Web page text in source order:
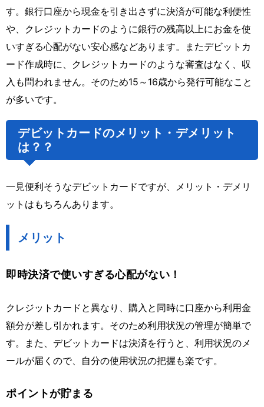
す。銀行口座から現金を引き出さずに決済が可能な利便性
や、クレジットカードのように銀行の残高以上にお金を使
いすぎる心配がない安心感などあります。またデビットカ
ード作成時に、クレジットカードのような審査はなく、収
入も問われません。そのため15～16歳から発行可能なこと
が多いです。
デビットカードのメリット・デメリット
は？？
一見便利そうなデビットカードですが、メリット・デメリ
ットはもちろんあります。
メリット
即時決済で使いすぎる心配がない！
クレジットカードと異なり、購入と同時に口座から利用金
額分が差し引かれます。そのため利用状況の管理が簡単で
す。また、デビットカードは決済を行うと、利用状況のメ
ールが届くので、自分の使用状況の把握も楽です。
ポイントが貯まる